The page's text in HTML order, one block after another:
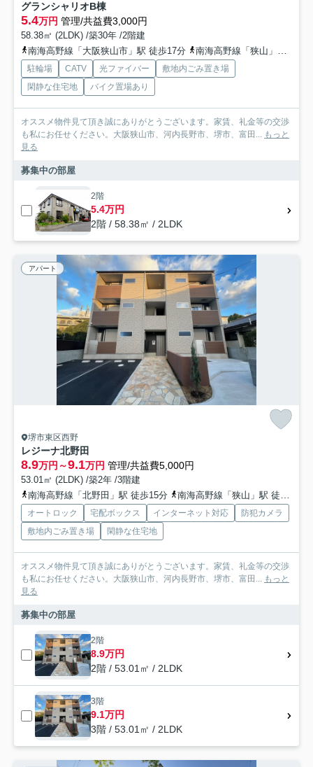
グランシャリオB棟
5.4万円 管理/共益費3,000円
58.38㎡ (2LDK) /築30年 /2階建
南海高野線「大阪狭山市」駅 徒歩17分
南海高野線「狭山」駅 徒歩20分
駐輪場 CATV 光ファイバー
敷地内ごみ置き場
閑静な住宅地
バイク置場あり
オススメ物件見て頂き誠にありがとうございます。家賃、礼金等の交渉
も私にお任せください。大阪狭山市、河内長野市、堺市、富田... もっと
見る
募集中の部屋
2階
5.4万円
2階 / 58.38㎡ / 2LDK
アパート
堺市東区西野
レジーナ北野田
8.9万円～9.1万円 管理/共益費5,000円
53.01㎡ (2LDK) /築2年 /3階建
南海高野線「北野田」駅 徒歩15分
南海高野線「狭山」駅 徒歩23分
オートロック 宅配ボックス インターネット対応
防犯カメラ
敷地内ごみ置き場
閑静な住宅地
オススメ物件見て頂き誠にありがとうございます。家賃、礼金等の交渉
も私にお任せください。大阪狭山市、河内長野市、堺市、富田... もっと
見る
募集中の部屋
2階
8.9万円
2階 / 53.01㎡ / 2LDK
3階
9.1万円
3階 / 53.01㎡ / 2LDK